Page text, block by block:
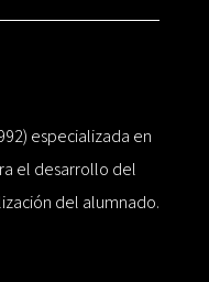
especializada en
el desarrollo del
del alumnado.